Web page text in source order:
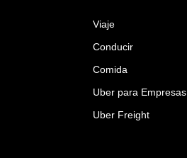
Viaje
Conducir
Comida
Uber para Empresas
Uber Freight